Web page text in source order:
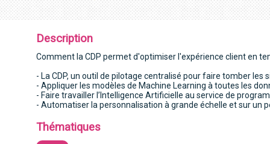
Description
Comment la CDP permet d'optimiser l'expérience client en
- La CDP, un outil de pilotage centralisé pour faire tomber les
- Appliquer les modèles de Machine Learning à toutes les
- Faire travailler l’Intelligence Artificielle au service de
- Automatiser la personnalisation à grande échelle et sur un
Thématiques